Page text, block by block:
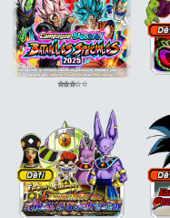
⭐⭐⭐⭐⭐